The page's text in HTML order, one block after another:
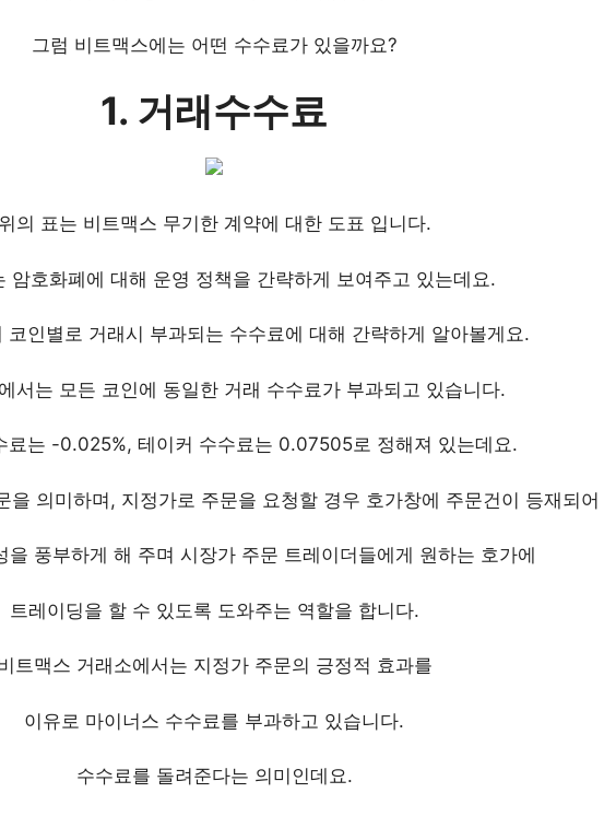
그럼 비트맥스에는 어떤 수수료가 있을까요?
1. 거래수수료
위의 표는 비트맥스 무기한 계약에 대한 도표 입니다.
암호화폐에 대해 운영 정책을 간략하게 보여주고 있는데요.
코인별로 거래시 부과되는 수수료에 대해 간략하게 알아볼게요.
서는 모든 코인에 동일한 거래 수수료가 부과되고 있습니다.
료는 -0.025%, 테이커 수수료는 0.07505로 정해져 있는데요.
을 의미하며, 지정가로 주문을 요청할 경우 호가창에 주문건이 등재되어
을 풍부하게 해 주며 시장가 주문 트레이더들에게 원하는 호가에
트레이딩을 할 수 있도록 도와주는 역할을 합니다.
트맥스 거래소에서는 지정가 주문의 긍정적 효과를
이유로 마이너스 수수료를 부과하고 있습니다.
수수료를 돌려준다는 의미인데요.